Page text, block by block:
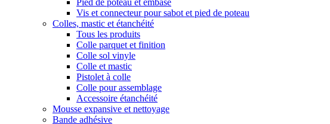
Pied de poteau et embase
Vis et connecteur pour sabot et pied de poteau
Colles, mastic et étanchéité
Tous les produits
Colle parquet et finition
Colle sol vinyle
Colle et mastic
Pistolet à colle
Colle pour assemblage
Accessoire étanchéité
Mousse expansive et nettoyage
Bande adhésive